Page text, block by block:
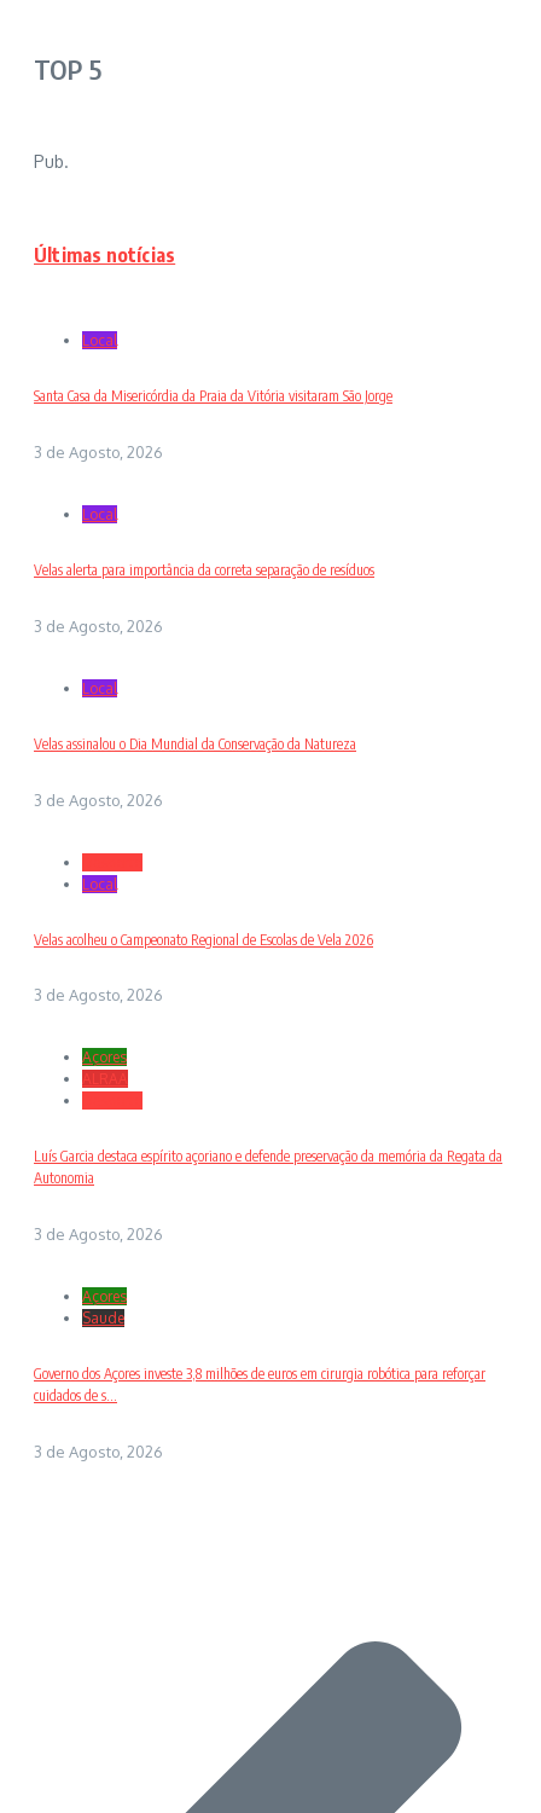
TOP 5
Pub.
Últimas notícias
Local
Santa Casa da Misericórdia da Praia da Vitória visitaram São Jorge
3 de Agosto, 2026
Local
Velas alerta para importância da correta separação de resíduos
3 de Agosto, 2026
Local
Velas assinalou o Dia Mundial da Conservação da Natureza
3 de Agosto, 2026
Local
Velas acolheu o Campeonato Regional de Escolas de Vela 2026
3 de Agosto, 2026
Açores
ALRAA
Luís Garcia destaca espírito açoriano e defende preservação da memória da Regata da
Autonomia
3 de Agosto, 2026
Açores
Saude
Governo dos Açores investe 3,8 milhões de euros em cirurgia robótica para reforçar
cuidados de s...
3 de Agosto, 2026